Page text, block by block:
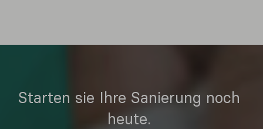
Starten sie Ihre Sanierung noch
heute.